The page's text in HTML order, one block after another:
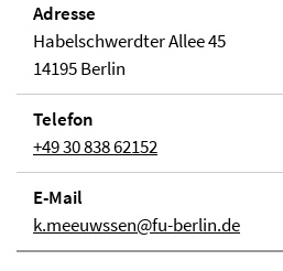
Adresse
Habelschwerdter Allee 45
14195 Berlin
Telefon
+49 30 838 62152
E-Mail
k.meeuwssen@fu-berlin.de